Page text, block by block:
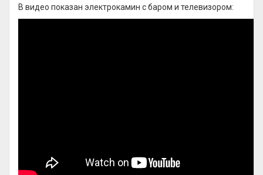
В видео показан электрокамин с баром и телевизором: